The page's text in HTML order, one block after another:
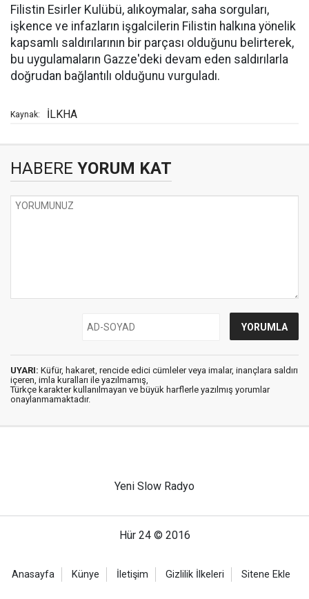
Filistin Esirler Kulübü, alıkoymalar, saha sorguları,
işkence ve infazların işgalcilerin Filistin halkına yönelik
kapsamlı saldırılarının bir parçası olduğunu belirterek,
bu uygulamaların Gazze'deki devam eden saldırılarla
doğrudan bağlantılı olduğunu vurguladı.
Kaynak: İLKHA
HABERE YORUM KAT
UYARI: Küfür, hakaret, rencide edici cümleler veya imalar, inançlara saldırı
içeren, imla kuralları ile yazılmamış,
Türkçe karakter kullanılmayan ve büyük harflerle yazılmış yorumlar
onaylanmamaktadır.
Yeni Slow Radyo
Hür 24 © 2016
Anasayfa Künye İletişim Gizlilik İlkeleri Sitene Ekle